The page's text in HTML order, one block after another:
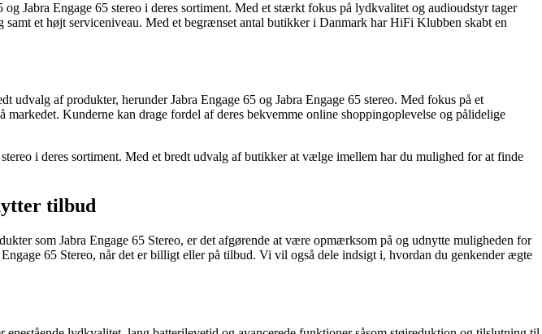
Jabra Engage 65 stereo i deres sortiment. Med et stærkt fokus på lydkvalitet og audioudstyr tager
et højt serviceniveau. Med et begrænset antal butikker i Danmark har HiFi Klubben skabt en
af produkter, herunder Jabra Engage 65 og Jabra Engage 65 stereo. Med fokus på et
Kunderne kan drage fordel af deres bekvemme online shoppingoplevelse og pålidelige
i deres sortiment. Med et bredt udvalg af butikker at vælge imellem har du mulighed for at finde
tilbud
som Jabra Engage 65 Stereo, er det afgørende at være opmærksom på og udnytte muligheden for
65 Stereo, når det er billigt eller på tilbud. Vi vil også dele indsigt i, hvordan du genkender ægte